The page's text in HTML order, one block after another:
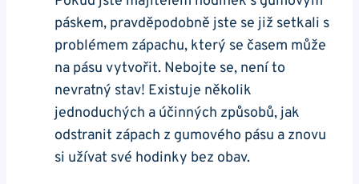
páskem, pravděpodobně jste se již setkali s​
problémem zápachu, který se časem může ​
na pásu vytvořit. Nebojte ‍se,​ není to
nevratný stav! Existuje ⁤několik
jednoduchých ‍a účinných způsobů,⁢ jak
odstranit zápach z gumového pásu a znovu
si užívat své hodinky bez obav.